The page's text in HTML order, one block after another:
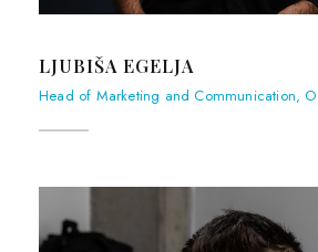
LJUBIŠA EGELJA
Head of Marketing and Communication,